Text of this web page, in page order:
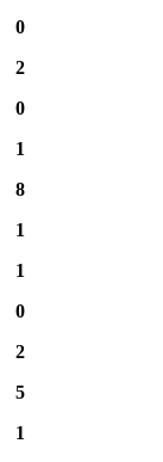
0
2
0
1
8
1
1
0
2
5
1